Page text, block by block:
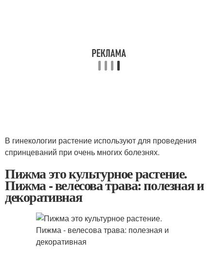
В гинекологии растение используют для проведения
спринцеваний при очень многих болезнях.
Пижма это культурное растение.
Пижма - велесова трава: полезная и
декоративная